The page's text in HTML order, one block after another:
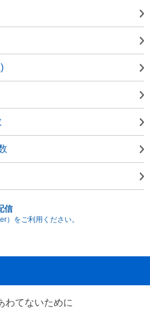
信
）をご利用ください。
わてないために